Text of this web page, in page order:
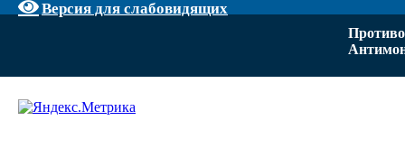
Версия для слабовидящих